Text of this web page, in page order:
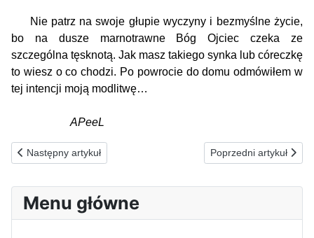
Nie patrz na swoje głupie wyczyny i bezmyślne życie,
bo na dusze marnotrawne Bóg Ojciec czeka ze
szczególna tęsknotą. Jak masz takiego synka lub córeczkę
to wiesz o co chodzi. Po powrocie do domu odmówiłem w
tej intencji moją modlitwę…
APeeL
Poprzednia strona: 26.06.2026(pt) ZA OFIARY WYPADKÓW
Następny artykuł Następna strona:
Poprzedni artykuł
Menu główne